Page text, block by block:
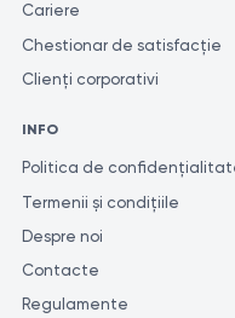
Cariere
Chestionar de satisfacție
Clienți corporativi
INFO
Politica de
Termenii și condițiile
Despre noi
Contacte
Regulamente